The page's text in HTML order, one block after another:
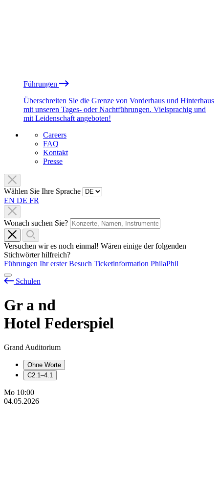
Führungen
Überschreiten Sie die Grenze von Vorderhaus und Hinterhaus
mit unseren Tages- oder Nachtführungen. Vielsprachig und
mit Leidenschaft angeboten!
Careers
FAQ
Kontakt
Presse
Wählen Sie Ihre Sprache
EN DE FR
Wonach suchen Sie?
Versuchen wir es noch einmal! Wären einige der folgenden
Stichwörter hilfreich?
Führungen Ihr erster Besuch Ticketinformation PhilaPhil
Schulen
Gr a nd
Hotel Federspiel
Grand Auditorium
Ohne Worte
C2.1–4.1
Mo 10:00
04.05.2026